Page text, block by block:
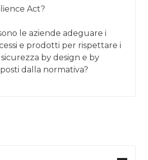
Act?
le aziende adeguare i
e prodotti per rispettare i
by design e by
dalla normativa?